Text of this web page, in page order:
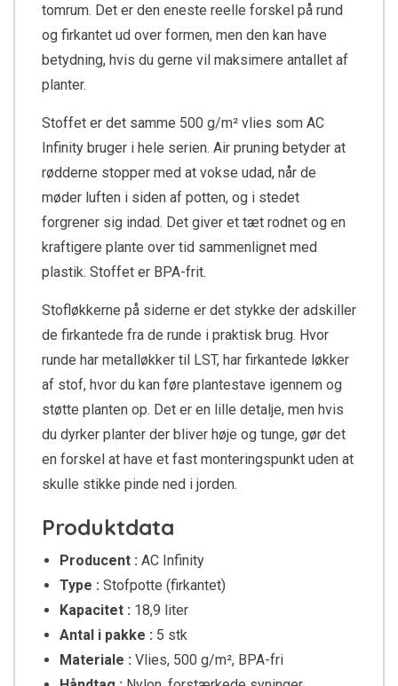
tomrum. Det er den eneste reelle forskel på rund
og firkantet ud over formen, men den kan have
betydning, hvis du gerne vil maksimere antallet af
planter.
Stoffet er det samme 500 g/m² vlies som AC
Infinity bruger i hele serien. Air pruning betyder at
rødderne stopper med at vokse udad, når de
møder luften i siden af potten, og i stedet
forgrener sig indad. Det giver et tæt rodnet og en
kraftigere plante over tid sammenlignet med
plastik. Stoffet er BPA-frit.
Stofløkkerne på siderne er det stykke der adskiller
de firkantede fra de runde i praktisk brug. Hvor
runde har metalløkker til LST, har firkantede løkker
af stof, hvor du kan føre plantestave igennem og
støtte planten op. Det er en lille detalje, men hvis
du dyrker planter der bliver høje og tunge, gør det
en forskel at have et fast monteringspunkt uden at
skulle stikke pinde ned i jorden.
Produktdata
Producent : AC Infinity
Type : Stofpotte (firkantet)
Kapacitet : 18,9 liter
Antal i pakke : 5 stk
Materiale : Vlies, 500 g/m², BPA-fri